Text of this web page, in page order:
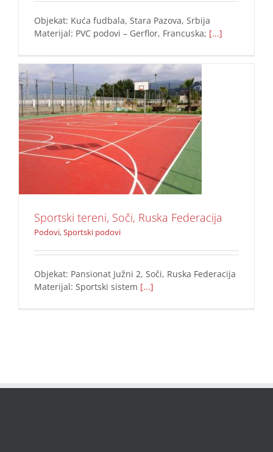
Objekat: Kuća fudbala, Stara Pazova, Srbija
Materijal: PVC podovi – Gerflor, Francuska; [...]
sportski pod
Podovi Sportski podovi
Sportski tereni, Soči, Ruska Federacija
Podovi,Sportski podovi
Objekat: Pansionat Južni 2, Soči, Ruska Federacija
Materijal: Sportski sistem [...]